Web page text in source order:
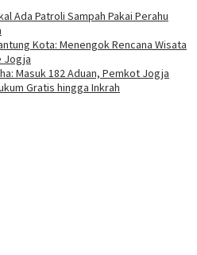
Ada Patroli Sampah Pakai Perahu
Kota: Menengok Rencana Wisata
Jogja
Masuk 182 Aduan, Pemkot Jogja
Gratis hingga Inkrah